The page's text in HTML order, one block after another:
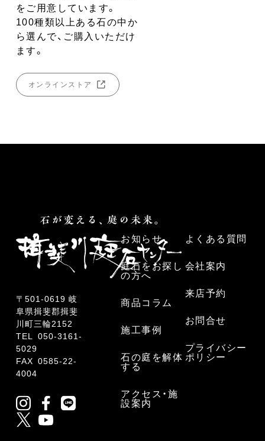
をご用意しています。
100種類以上ある石の中か
ら選んで、ご購入いただけ
ます。
オンラインストア
お知らせ
庭石をお探し
の方へ
商品コラム
施工事例
石の庭を解体
する
アクセス・施
設案内
よくある質問
会社案内
来店予約
お問合せ
プライバシー
ポリシー
〒501-0619 岐
阜県揖斐郡揖斐
川町三輪2152
TEL 050-3161-
5029
FAX 0585-22-
4004